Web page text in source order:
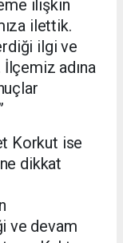
ilişkin
ilettik.
ilgi ve
adına
Korkut ise
dikkat
ve devam